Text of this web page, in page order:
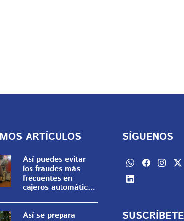
ARTÍCULOS
Así puedes evitar
los fraudes más
frecuentes en
cajeros automáticos
alterado
Así se prepara
SÍGUENOS
SUSCRÍBETE